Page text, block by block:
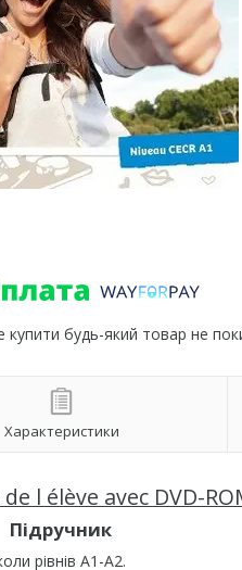
купити будь-який товар не
Характеристики
l élève avec DVD-
Підручник
рівнів A1-A2.